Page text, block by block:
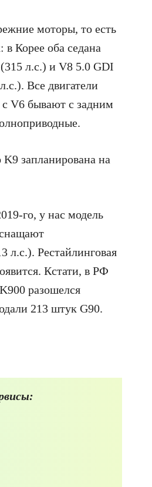
моторы, то есть
в Корее оба седана
л.с.) и V8 5.0 GDI
Все двигатели
V6 бывают с задним
запланирована на
го, у нас модель
л.с.). Рестайлинговая
Кстати, в РФ
разошелся
213 штук G90.